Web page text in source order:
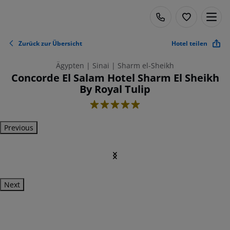
Zurück zur Übersicht Hotel teilen
Ägypten | Sinai | Sharm el-Sheikh
Concorde El Salam Hotel Sharm El Sheikh
By Royal Tulip
5
Previous
Next